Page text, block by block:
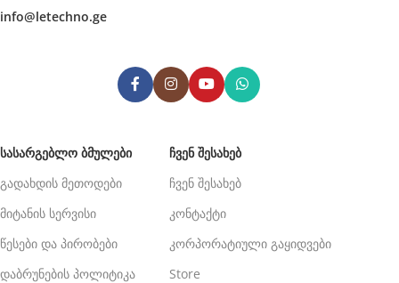
info@letechno.ge
ᲡᲐᲡᲐᲠᲒᲔᲑᲚᲝ ᲑᲛᲣᲚᲔᲑᲘ
გადახდის მეთოდები
მიტანის სერვისი
წესები და პირობები
დაბრუნების პოლიტიკა
ᲩᲕᲔᲜ ᲨᲔᲡᲐᲮᲔᲑ
ჩვენ შესახებ
კონტაქტი
კორპორატიული გაყიდვები
Store